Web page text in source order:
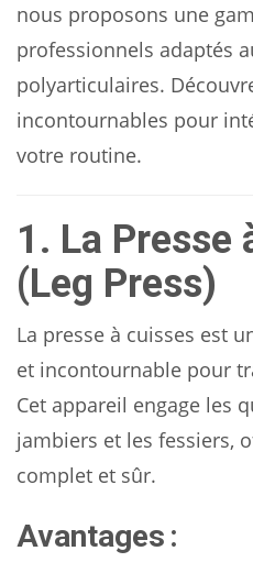
nous proposons une
professionnels adaptés
polyarticulaires.
incontournables pour
votre routine.
1. La Presse
(Leg Press)
La presse à cuisses est
et incontournable pour
Cet appareil engage les
jambiers et les fessiers,
complet et sûr.
Avantages :